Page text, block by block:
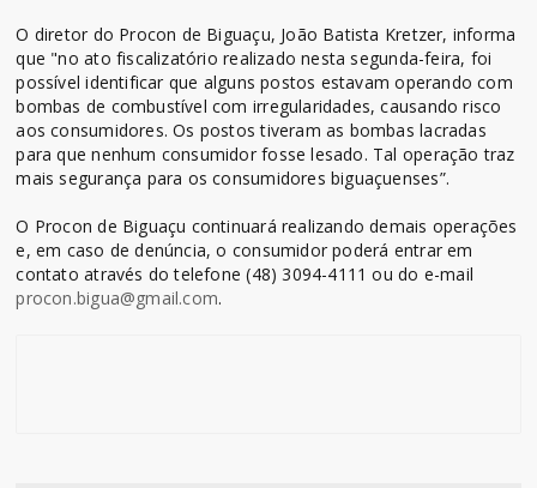
O diretor do Procon de Biguaçu, João Batista Kretzer, informa
que "no ato fiscalizatório realizado nesta segunda-feira, foi
possível identificar que alguns postos estavam operando com
bombas de combustível com irregularidades, causando risco
aos consumidores. Os postos tiveram as bombas lacradas
para que nenhum consumidor fosse lesado. Tal operação traz
mais segurança para os consumidores biguaçuenses”.
O Procon de Biguaçu continuará realizando demais operações
e, em caso de denúncia, o consumidor poderá entrar em
contato através do telefone (48) 3094-4111 ou do e-mail
procon.bigua@gmail.com.